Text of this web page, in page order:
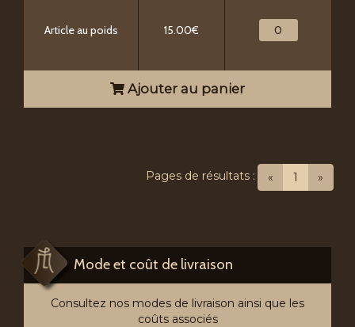
Article au poids 15.00€
Ajouter au panier
« 1 (current)
»
Pages de résultats :
Mode et coût de livraison
Consultez nos modes de livraison ainsi que les
coûts associés